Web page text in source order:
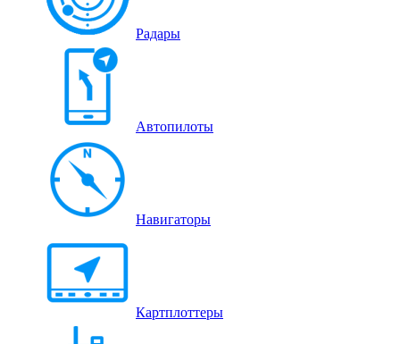
Радары
Автопилоты
Навигаторы
Картплоттеры